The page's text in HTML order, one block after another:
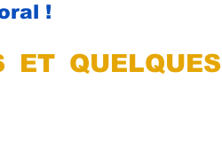
!
ET QUELQUES